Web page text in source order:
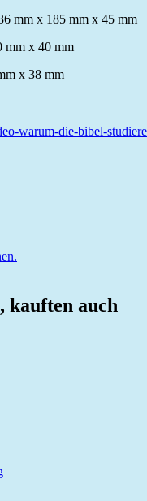
mm x 185 mm x 45 mm
mm x 40 mm
x 38 mm
warum-die-bibel-
kauften auch